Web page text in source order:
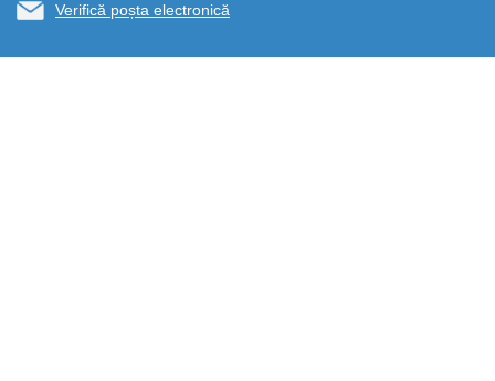
Verifică poșta electronică